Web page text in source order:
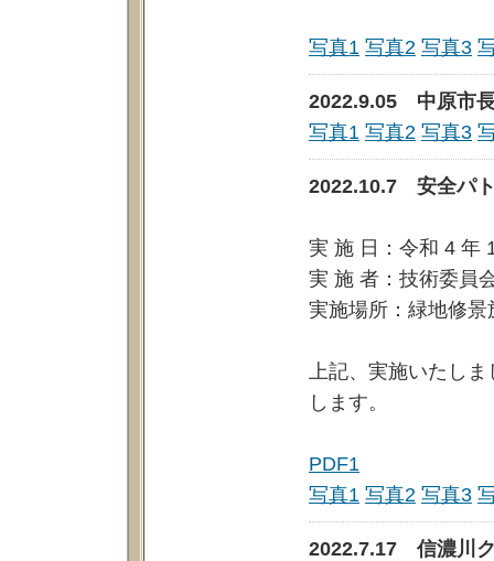
写真1 写真2 写真3
2022.9.05 中原市長
写真1 写真2 写真3
2022.10.7 安全パ
実 施 日：令和 4 年
実 施 者：技術委員
実施場所：緑地修
上記、実施いたし
します。
PDF1
写真1 写真2 写真3
2022.7.17 信濃川